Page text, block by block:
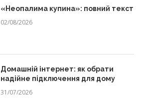
«Неопалима купина»: повний текст
02/08/2026
Домашній інтернет: як обрати
надійне підключення для дому
31/07/2026